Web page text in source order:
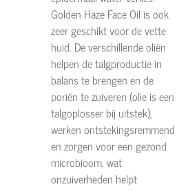
Golden Haze Face Oil is ook
zeer geschikt voor de vette
huid. De verschillende oliën
helpen de talgproductie in
balans te brengen en de
poriën te zuiveren (olie is een
talgoplosser bij uitstek),
werken ontstekingsremmend
en zorgen voor een gezond
microbioom, wat
onzuiverheden helpt